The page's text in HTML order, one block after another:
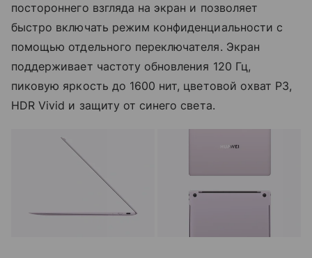
постороннего взгляда на экран и позволяет
быстро включать режим конфиденциальности с
помощью отдельного переключателя. Экран
поддерживает частоту обновления 120 Гц,
пиковую яркость до 1600 нит, цветовой охват P3,
HDR Vivid и защиту от синего света.